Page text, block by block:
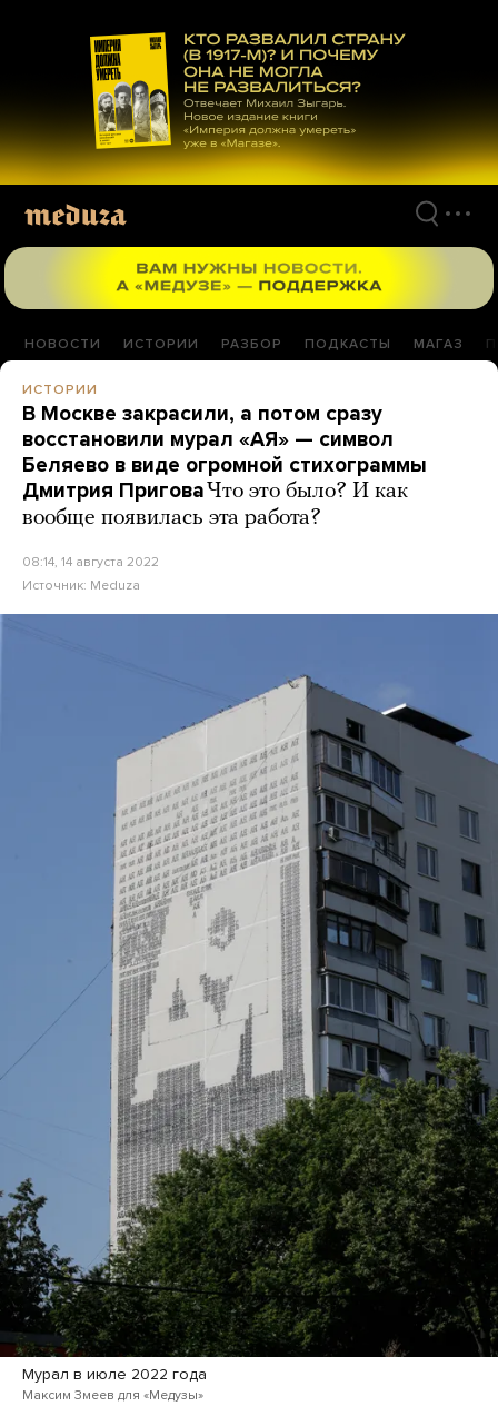
материалам
НОВОСТИ ИСТОРИИ РАЗБОР ПОДКАСТЫ МАГАЗ
ИСТОРИИ
В Москве закрасили, а потом сразу
восстановили мурал «АЯ» — символ
Беляево в виде огромной стихограммы
Дмитрия Пригова Что это было? И как
вообще появилась эта работа?
08:14, 14 августа 2022
Источник: Meduza
Мурал в июле 2022 года
Максим Змеев для «Медузы»